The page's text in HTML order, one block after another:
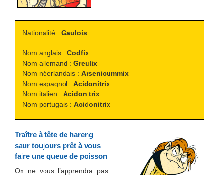
Nationalité : Gaulois
Nom anglais : Codfix
Nom allemand : Greulix
Nom néerlandais : Arsenicummix
Nom espagnol : Acidonítrix
Nom italien : Acidonitrix
Nom portugais : Acidonitrix
Traître à tête de hareng
saur toujours prêt à vous
faire une queue de poisson
On ne vous l’apprendra pas,